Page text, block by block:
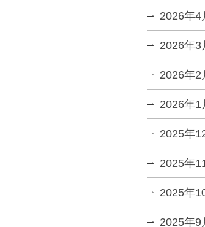
2026年4
2026年3
2026年2
2026年1
2025年
2025年
2025年
2025年9